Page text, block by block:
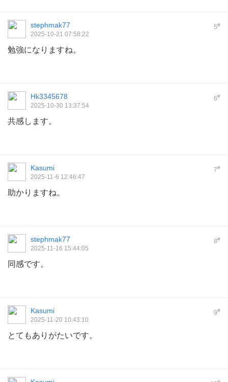
5#
stephmak77
2025-10-21 07:58:22
勉強になりますね。
6#
Hk3345678
2025-10-30 13:37:54
共感します。
7#
Kasumi
2025-11-6 12:46:47
助かりますね。
8#
stephmak77
2025-11-16 15:44:05
同感です。
9#
Kasumi
2025-11-20 10:43:10
とてもありがたいです。